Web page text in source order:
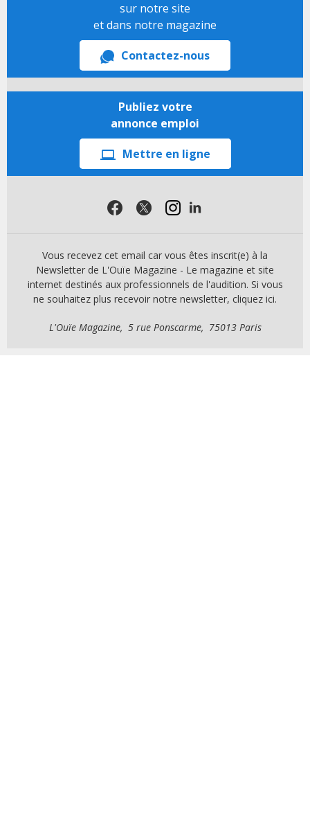
sur notre site
et dans notre magazine
Contactez-nous
Publiez votre
annonce emploi
Mettre en ligne
Vous recevez cet email car vous êtes inscrit(e) à la
Newsletter de L'Ouïe Magazine - Le magazine et site
internet destinés aux professionnels de l'audition. Si vous
ne souhaitez plus recevoir notre newsletter, cliquez ici.
L'Ouïe Magazine, 5 rue Ponscarme, 75013 Paris